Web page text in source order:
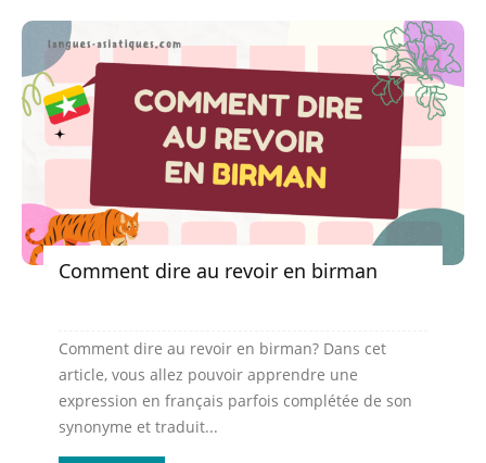
Comment dire au revoir en birman
Comment dire au revoir en birman? Dans cet
article, vous allez pouvoir apprendre une
expression en français parfois complétée de son
synonyme et traduit...